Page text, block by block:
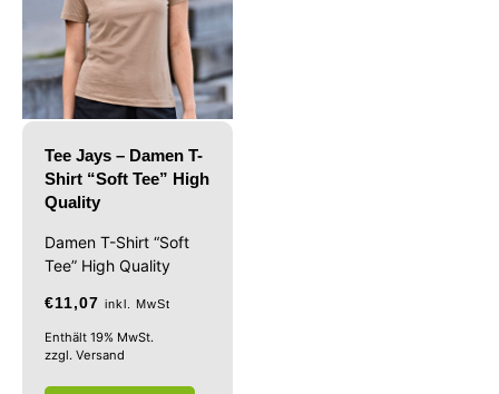
Tee Jays – Damen T-
Shirt “Soft Tee” High
Quality
Damen T-Shirt “Soft
Tee” High Quality
€11,07 inkl. MwSt
Enthält 19% MwSt.
zzgl. Versand